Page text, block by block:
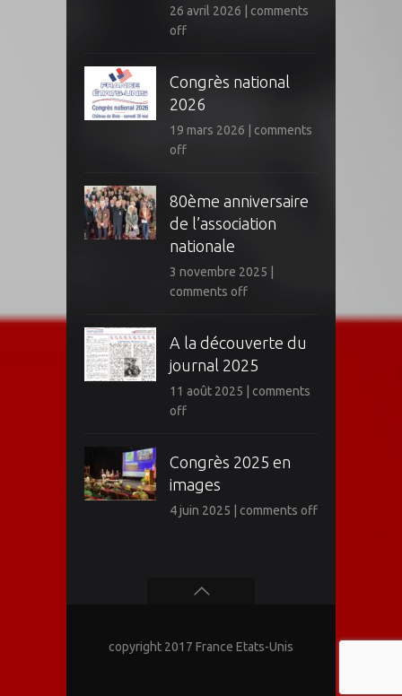
26 avril 2026
comments
off
Congrès national
2026
19 mars 2026
comments
off
80ème anniversaire
de l’association
nationale
3 novembre 2025
comments off
A la découverte du
journal 2025
11 août 2025
comments
off
Congrès 2025 en
images
4 juin 2025 comments off
copyright 2017 France Etats-Unis